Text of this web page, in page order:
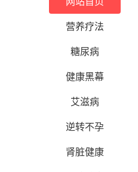
营养疗法
糖尿病
健康黑幕
艾滋病
逆转不孕
肾脏健康